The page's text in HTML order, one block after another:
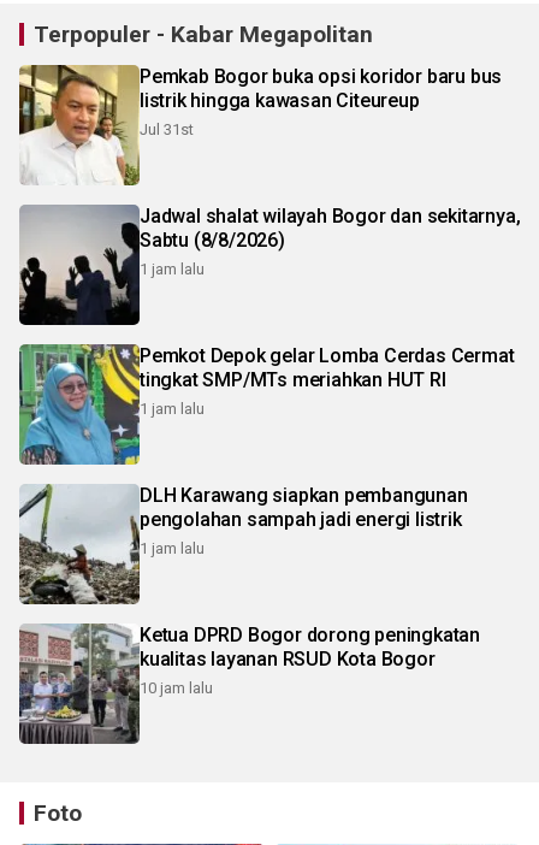
Terpopuler - Kabar Megapolitan
Pemkab Bogor buka opsi koridor baru bus
listrik hingga kawasan Citeureup
Jul 31st
Jadwal shalat wilayah Bogor dan sekitarnya,
Sabtu (8/8/2026)
1 jam lalu
Pemkot Depok gelar Lomba Cerdas Cermat
tingkat SMP/MTs meriahkan HUT RI
1 jam lalu
DLH Karawang siapkan pembangunan
pengolahan sampah jadi energi listrik
1 jam lalu
Ketua DPRD Bogor dorong peningkatan
kualitas layanan RSUD Kota Bogor
10 jam lalu
Foto